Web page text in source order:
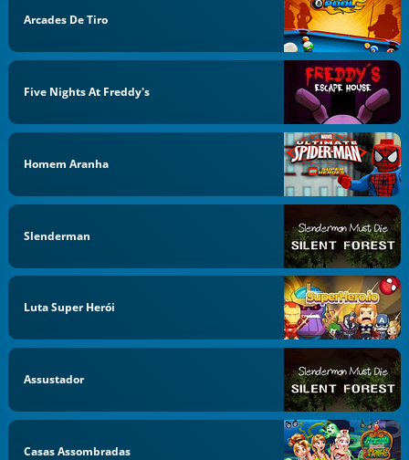
Arcades De Tiro
Five Nights At Freddy's
Homem Aranha
Slenderman
Luta Super Herói
Assustador
Casas Assombradas